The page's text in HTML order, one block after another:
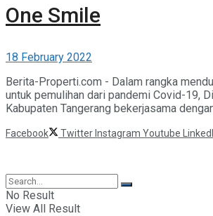
One Smile
18 February 2022
Berita-Properti.com - Dalam rangka
untuk pemulihan dari pandemi Covid-19,
Kabupaten Tangerang bekerjasama
Facebook Twitter Instagram Youtube
No Result
View All Result